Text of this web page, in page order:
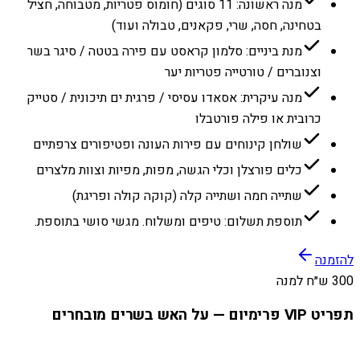
מנה ראשונה: 11 סוגים (חומוס פטריות, מטבוחה, חציל
בטחינה, חסה, שרי, פקאנים, טבולה ועוד)
מנת ביניים: סלמון קראסט עם פירה בטטה / סיגר בשר
וצנוברים / טורטייה פטריות יער
מנה עיקרית: אסאדו עסיסי / פרגית ים תיכונית / סטייק
כרובית או פילה פורטבלו
שולחן קינוחים עם פירות העונה ופטיפורים צרפתיים
כלים פורצלן וכלי הגשה, מפות, מפיות וצוות מלצרים
שתייה חמה ושתייה קלה (קוקה קולה ופריגת)
תוספת תשלום: טיפים ומשלוח. מגשי סושי בתוספת.
להזמנה
300 ש״ח למנה
תפריט VIP פרימיום — על האש בשרים מובחרים